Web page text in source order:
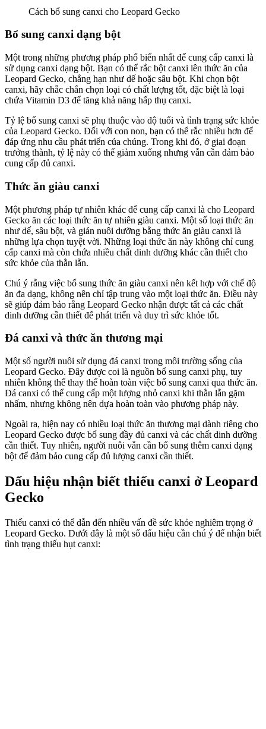
Cách bổ sung canxi cho Leopard Gecko
Bổ sung canxi dạng bột
Một trong những phương pháp phổ biến nhất để cung cấp canxi là
sử dụng canxi dạng bột. Bạn có thể rắc bột canxi lên thức ăn của
Leopard Gecko, chẳng hạn như dế hoặc sâu bột. Khi chọn bột
canxi, hãy chắc chắn chọn loại có chất lượng tốt, đặc biệt là loại
chứa Vitamin D3 để tăng khả năng hấp thụ canxi.
Tỷ lệ bổ sung canxi sẽ phụ thuộc vào độ tuổi và tình trạng sức khỏe
của Leopard Gecko. Đối với con non, bạn có thể rắc nhiều hơn để
đáp ứng nhu cầu phát triển của chúng. Trong khi đó, ở giai đoạn
trưởng thành, tỷ lệ này có thể giảm xuống nhưng vẫn cần đảm bảo
cung cấp đủ canxi.
Thức ăn giàu canxi
Một phương pháp tự nhiên khác để cung cấp canxi là cho Leopard
Gecko ăn các loại thức ăn tự nhiên giàu canxi. Một số loại thức ăn
như dế, sâu bột, và gián nuôi dưỡng bằng thức ăn giàu canxi là
những lựa chọn tuyệt vời. Những loại thức ăn này không chỉ cung
cấp canxi mà còn chứa nhiều chất dinh dưỡng khác cần thiết cho
sức khỏe của thằn lằn.
Chú ý rằng việc bổ sung thức ăn giàu canxi nên kết hợp với chế độ
ăn đa dạng, không nên chỉ tập trung vào một loại thức ăn. Điều này
sẽ giúp đảm bảo rằng Leopard Gecko nhận được tất cả các chất
dinh dưỡng cần thiết để phát triển và duy trì sức khỏe tốt.
Đá canxi và thức ăn thương mại
Một số người nuôi sử dụng đá canxi trong môi trường sống của
Leopard Gecko. Đây được coi là nguồn bổ sung canxi phụ, tuy
nhiên không thể thay thế hoàn toàn việc bổ sung canxi qua thức ăn.
Đá canxi có thể cung cấp một lượng nhỏ canxi khi thằn lằn gặm
nhấm, nhưng không nên dựa hoàn toàn vào phương pháp này.
Ngoài ra, hiện nay có nhiều loại thức ăn thương mại dành riêng cho
Leopard Gecko được bổ sung đầy đủ canxi và các chất dinh dưỡng
cần thiết. Tuy nhiên, người nuôi vẫn cần bổ sung thêm canxi dạng
bột để đảm bảo cung cấp đủ lượng canxi cần thiết.
Dấu hiệu nhận biết thiếu canxi ở Leopard
Gecko
Thiếu canxi có thể dẫn đến nhiều vấn đề sức khỏe nghiêm trọng ở
Leopard Gecko. Dưới đây là một số dấu hiệu cần chú ý để nhận biết
tình trạng thiếu hụt canxi: